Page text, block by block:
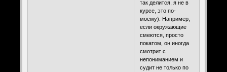
так делится, я не в
курсе, это по-
моему). Например,
если окружающие
смеются, просто
покатом, он иногда
смотрит с
непониманием и
судит не только по